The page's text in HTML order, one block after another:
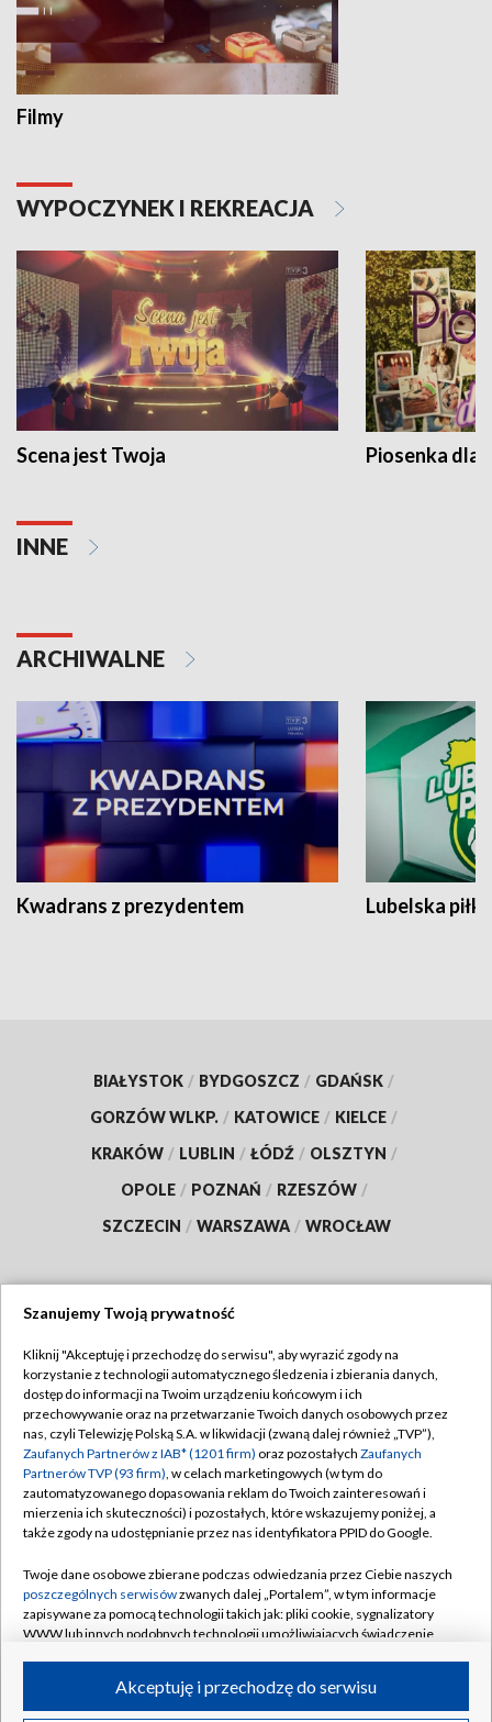
Filmy
WYPOCZYNEK I REKREACJA
Scena jest Twoja Piosenka dla
INNE
ARCHIWALNE
Kwadrans z prezydentem Lubelska piłka
BIAŁYSTOK / BYDGOSZCZ / GDAŃSK /
GORZÓW WLKP. / KATOWICE / KIELCE /
KRAKÓW / LUBLIN / ŁÓDŹ / OLSZTYN /
OPOLE / POZNAŃ / RZESZÓW /
SZCZECIN / WARSZAWA / WROCŁAW
TVP
Abonament TVP
Emisja w TVP
Centrum informacji TVP
Naziemna Telewizja Cyfrowa
Rada Programowa
System NOS
Informacje o nadawcy
Program dla prasy
Regulamin TVP
Polityka prywatności
Moje zgody
Pomoc
Kontakt
Kanały
Szanujemy Twoją prywatność
Kliknij "Akceptuję i przechodzę do serwisu", aby wyrazić zgody na
korzystanie z technologii automatycznego śledzenia i zbierania danych,
dostęp do informacji na Twoim urządzeniu końcowym i ich
przechowywanie oraz na przetwarzanie Twoich danych osobowych przez
nas, czyli Telewizję Polską S.A. w likwidacji (zwaną dalej również „TVP”),
Zaufanych Partnerów z IAB* (1201 firm) oraz pozostałych Zaufanych
Partnerów TVP (93 firm), w celach marketingowych (w tym do
zautomatyzowanego dopasowania reklam do Twoich zainteresowań i
mierzenia ich skuteczności) i pozostałych, które wskazujemy poniżej, a
także zgody na udostępnianie przez nas identyfikatora PPID do Google.
Twoje dane osobowe zbierane podczas odwiedzania przez Ciebie naszych
poszczególnych serwisówzwanych dalej „Portalem”, w tym informacje
zapisywane za pomocą technologii takich jak: pliki cookie, sygnalizatory
WWW lub innych podobnych technologii umożliwiających świadczenie
ruchu w Internecie.Akceptuję i przechodzę do serwisu